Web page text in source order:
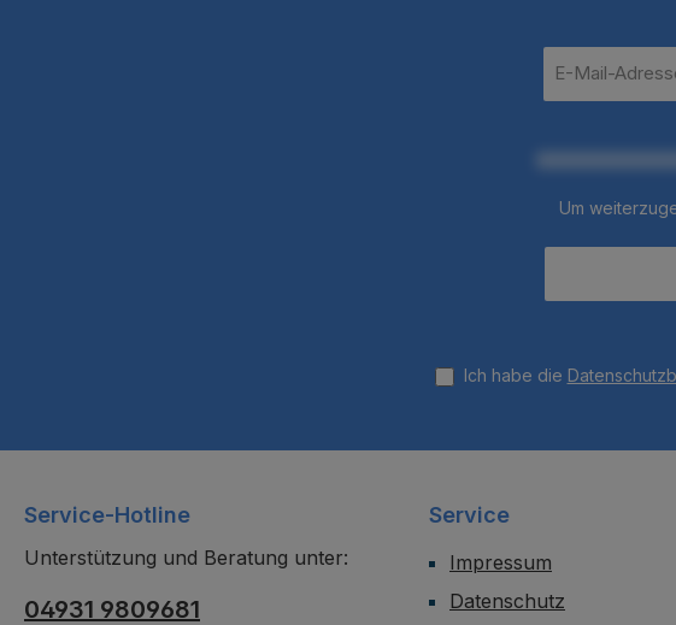
Mail-
Um
Ich habe die
Service-Hotline
Unterstützung und Beratung unter:
04931 9809681
Service
Impressum
Datenschutz